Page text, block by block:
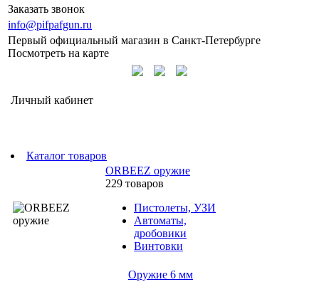
Заказать звонок
info@pifpafgun.ru
Первый официальный магазин в Санкт-Петербурге
Посмотреть на карте
Личный кабинет
Каталог товаров
ORBEEZ оружие
229 товаров
Пистолеты, УЗИ
Автоматы,
дробовики
Винтовки
Оружие 6 мм